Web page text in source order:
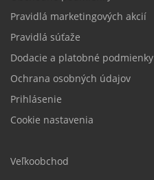
Pravidlá marketingových akcií
Pravidlá súťaže
Dodacie a platobné podmienky
Ochrana osobných údajov
Prihlásenie
Cookie nastavenia
Veľkoobchod